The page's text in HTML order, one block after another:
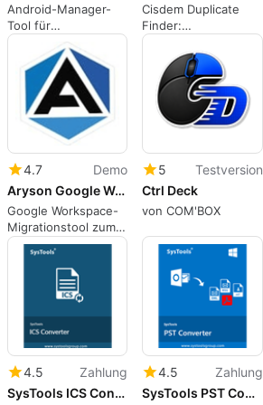
Android-Manager-
Tool für
Dateiverwaltung,
Spiegelung und
Fernsteuerung des
Geräts vom PC aus
Cisdem Duplicate
Finder:
inhaltsbewusste
Bereinigung und
ähnliche
Fotoerkennung für
Windows
4.7
Demo
Aryson Google Workspace Migration Tool
Google Workspace-
Migrationstool zum
Migrieren von
Google Workspace-
5
Testversion
Ctrl Deck
von COM'BOX
4.5
Zahlung
SysTools ICS Converter Tool
4.5
Zahlung
SysTools PST Converter Software